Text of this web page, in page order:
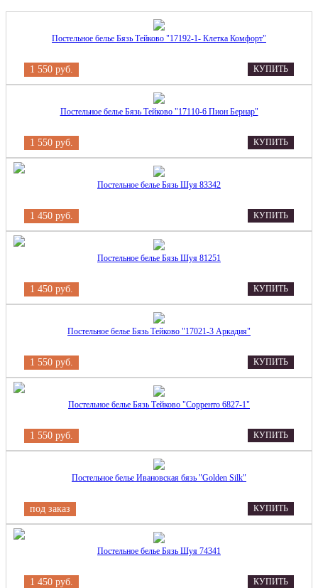
Постельное белье Бязь Тейково "17192-1- Клетка Комфорт"
1 550 руб. КУПИТЬ
Постельное белье Бязь Тейково "17110-6 Пион Бернар"
1 550 руб. КУПИТЬ
Постельное белье Бязь Шуя 83342
1 450 руб. КУПИТЬ
Постельное белье Бязь Шуя 81251
1 450 руб. КУПИТЬ
Постельное белье Бязь Тейково "17021-3 Аркадия"
1 550 руб. КУПИТЬ
Постельное белье Бязь Тейково "Сорренто 6827-1"
1 550 руб. КУПИТЬ
Постельное белье Ивановская бязь "Golden Silk"
под заказ КУПИТЬ
Постельное белье Бязь Шуя 74341
1 450 руб. КУПИТЬ